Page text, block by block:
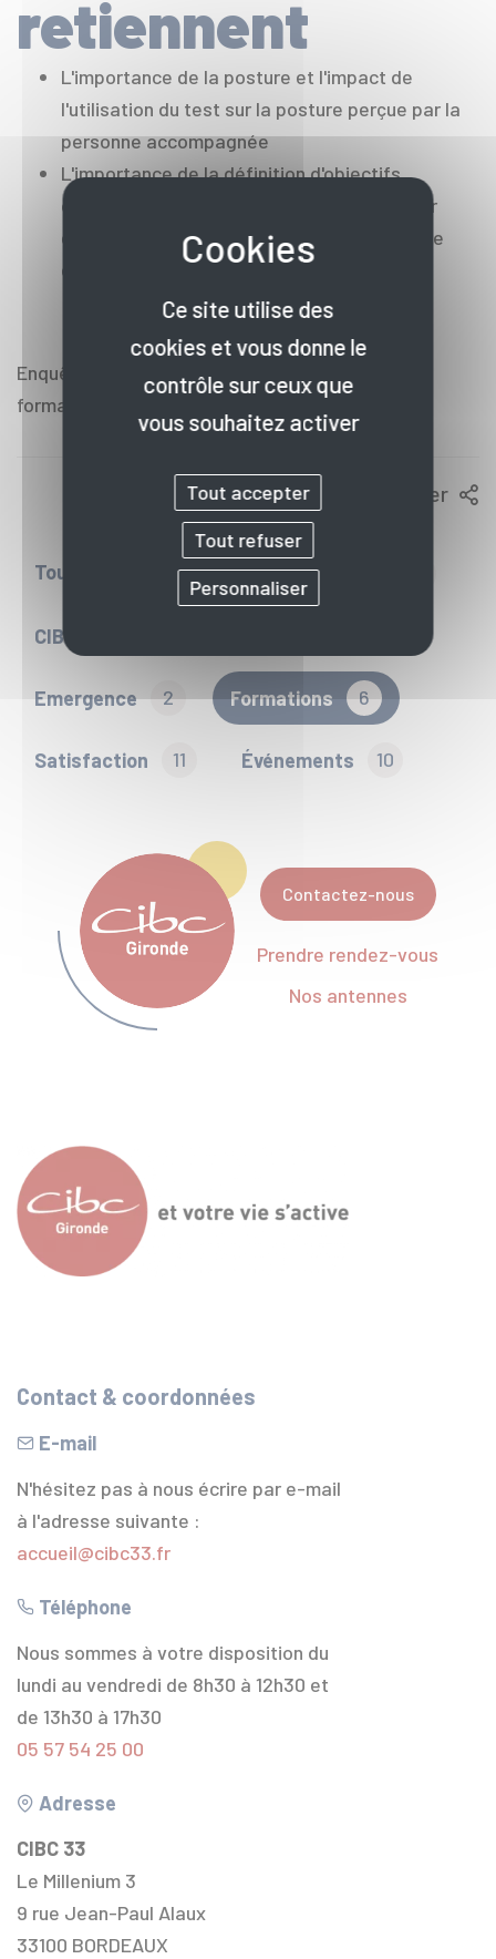
retiennent
L'importance de la posture et l'impact de
l'utilisation du test sur la posture perçue par la
personne accompagnée
L'importance de la définition d'objectifs
opérationnels clairement co-définis à partir
d'une analyse partagée de sa situation et se
demande
Enquête réalisée auprès des participants à la
formation, 8 ont répondu.
Partager
Toute l'actu Bilan de compétences
CIBC & vous
Emergence 2 Formations 6
Satisfaction 11 Événements 10
Contactez-nous
Prendre rendez-vous
Nos antennes
Contact & coordonnées
E-mail
N'hésitez pas à nous écrire par e-mail
à l'adresse suivante :
accueil@cibc33.fr
Téléphone
Nous sommes à votre disposition du
lundi au vendredi de 8h30 à 12h30 et
de 13h30 à 17h30
05 57 54 25 00
Adresse
CIBC 33
Le Millenium 3
9 rue Jean-Paul Alaux
33100 BORDEAUX
Ce site utilise des
cookies et vous donne le
contrôle sur ceux que
vous souhaitez activer
Tout accepter
Tout refuser
Personnaliser